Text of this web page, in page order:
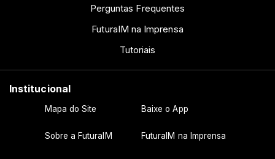
Perguntas Frequentes
FuturaIM na Imprensa
Tutoriais
Institucional
Mapa do Site Baixe o App
Sobre a FuturaIM FuturaIM na Imprensa